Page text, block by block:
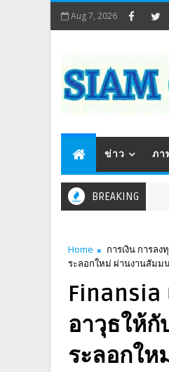
Aug 7, 2026
ข่าว ภา
BREAKING
Home การเงิน การลง
ระลอกใหม่ ผ่านงานสัมม
Finansia
อาวุธให้
ระลอกให